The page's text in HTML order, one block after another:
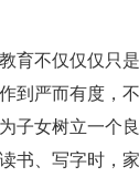
育不仅仅仅只
到严而有度，
子女树立一个
书、写字时，